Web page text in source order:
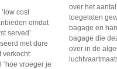
cost
omdat
served’.
met dure
verkocht
vroeger je
over het
toegelaten
bagage en
bagage die
over in de